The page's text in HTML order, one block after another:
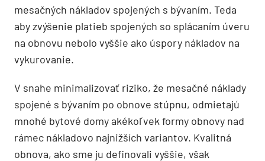
mesačných nákladov spojených s bývaním. Teda
aby zvýšenie platieb spojených so splácaním úveru
na obnovu nebolo vyššie ako úspory nákladov na
vykurovanie.
V snahe minimalizovať riziko, že mesačné náklady
spojené s bývaním po obnove stúpnu, odmietajú
mnohé bytové domy akékoľvek formy obnovy nad
rámec nákladovo najnižších variantov. Kvalitná
obnova, ako sme ju definovali vyššie, však